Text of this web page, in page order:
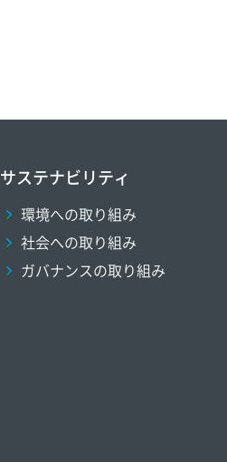
サステナビリティ
環境への取り組み
社会への取り組み
ガバナンスの取り組み